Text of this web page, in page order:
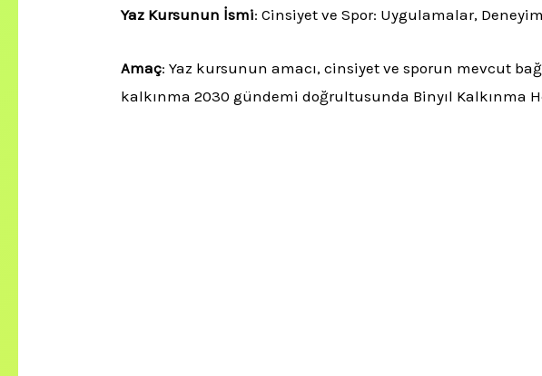
Yaz Kursunun İsmi: Cinsiyet ve Spor: Uygulamalar,
Amaç: Yaz kursunun amacı, cinsiyet ve sporun mevcut
kalkınma 2030 gündemi doğrultusunda Binyıl Kalkınma